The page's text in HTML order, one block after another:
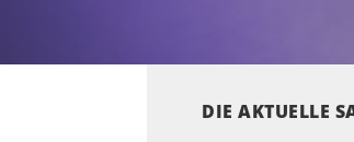
DIE AKTUELLE